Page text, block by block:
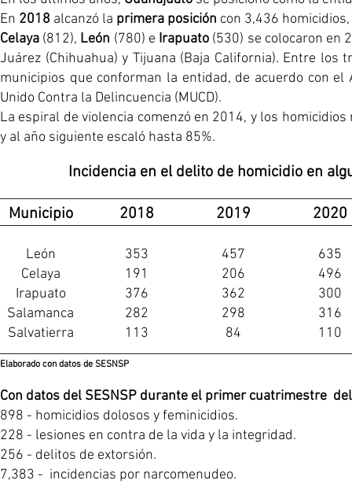
En 2018 alcanzó la primera posición con 3,436
Celaya (812), León (780) e Irapuato (530) se colocaron en
Juárez (Chihuahua) y Tijuana (Baja California). Entre
municipios que conforman la entidad, de acuerdo con
Unido Contra la Delincuencia (MUCD).
La espiral de violencia comenzó en 2014, y los
y al año siguiente escaló hasta 85%.
Incidencia en el delito de homicidio en
Municipio
León
Celaya
Irapuato
Salamanca
Salvatierra
2018
353
191
376
282
113
2019
457
206
362
298
84
2020
635
496
300
316
110
Elaborado con datos de SESNSP
Con datos del SESNSP durante el primer cuatrimestre
898 - homicidios dolosos y feminicidios.
228 - lesiones en contra de la vida y la integridad.
256 - delitos de extorsión.
7,383 - incidencias por narcomenudeo.